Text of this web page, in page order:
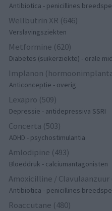
Antibiotica - penicillines
Wellbutrin XR (646)
Verslavingsziekten
Metformine (620)
Diabetes (suikerziekte) - orale
Implanon
Anticonceptie - overig
Lexapro (509)
Depressie - antidepressiva SSRI
Concerta (503)
ADHD - psychostimulantia
Amlodipine (493)
Bloeddruk - calciumantagonisten
Amoxicilline / Clavulaanzuur
Antibiotica - penicillines
Roaccutane (480)